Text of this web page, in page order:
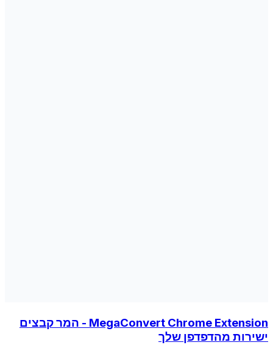
MegaConvert Chrome Extension - המר קבצים
ישירות מהדפדפן שלך